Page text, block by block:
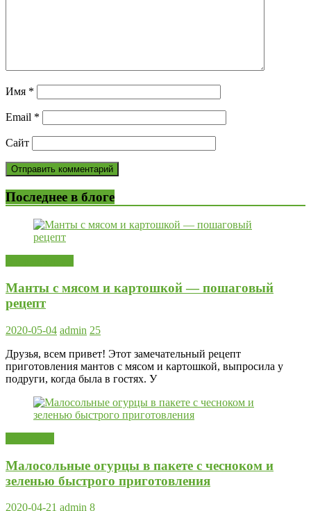
Имя *
Email *
Сайт
Последнее в блоге
Манты с мясом и картошкой — пошаговый
рецепт
2020-05-04 admin 25
Друзья, всем привет! Этот замечательный рецепт
приготовления мантов с мясом и картошкой, выпросила у
подруги, когда была в гостях. У
Малосольные огурцы в пакете с чесноком и
зеленью быстрого приготовления
2020-04-21 admin 8